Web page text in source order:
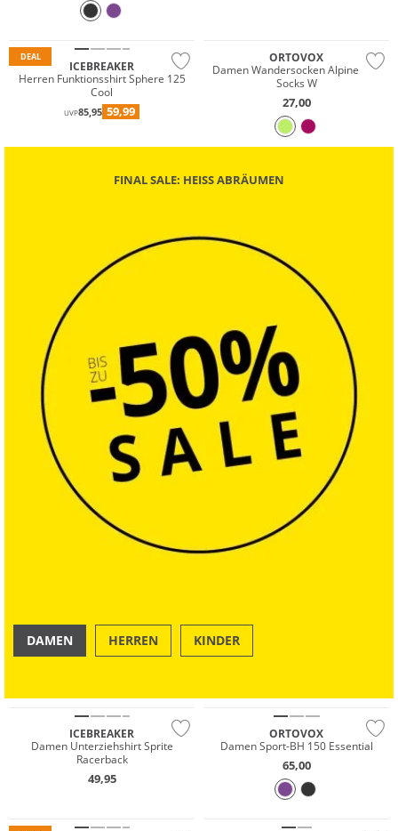
DEAL
ICEBREAKER
Herren Funktionsshirt Sphere 125
Cool
UVP85,95 59,99
ORTOVOX
Damen Wandersocken Alpine Mid
Socks W
27,00
FINAL SALE: HEISS ABRÄUMEN
DAMEN HERREN KINDER
ICEBREAKER
Damen Unterziehshirt Sprite
Racerback
49,95
ORTOVOX
Damen Sport-BH 150 Essential
65,00